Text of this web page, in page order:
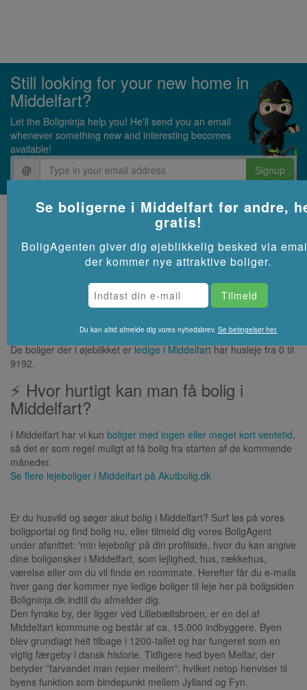
Still looking for your new home in
Middelfart?
Let the Boligninja help you! He'll send you an email
whenever something new and interesting becomes
available!
@
Signup
🏘 Hvor mange lejeboliger er der i
Middelfart?
12 ledige lejeboliger i Middelfartpå Boligninja.dk,
men der kommer hele tiden nye til. Du kan tilmelde dig vores
BoligAgent for at få emails, hver gang der er nye boliger.
💰 Hvor høj er huslejen i Middelfart?
De boliger der i øjeblikket erledige i Middelfarthar husleje fra 0 til
9192.
⚡ Hvor hurtigt kan man få bolig i
Middelfart?
I Middelfart har vi kun boliger med ingen eller meget kort ventetid,
så det er som regel muligt at få bolig fra starten af de kommende
måneder.
Se flere lejeboliger i Middelfart på Akutbolig.dk
Er du husvild og søger akut bolig i Middelfart? Surf løs på vores
boligportal og find bolig nu, eller tilmeld dig vores BoligAgent
under afsnittet: 'min lejebolig' på din profilside, hvor du kan angive
dine boligønsker i Middelfart, som lejlighed, hus, rækkehus,
værelse eller om du vil finde en roommate. Herefter får du e-mails
hver gang der kommer nye ledige boliger til leje her på boligsiden
Boligninja.dk indtil du afmelder dig.
Den fynske by, der ligger ved Lillebæltsbroen, er en del af
Middelfart kommune og består af ca. 15.000 indbyggere. Byen
blev grundlagt helt tilbage i 1200-tallet og har fungeret som en
vigtig færgeby i dansk historie. Tidligere hed byen Melfar, der
betyder ”farvandet man rejser mellem”, hvilket netop henviser til
byens funktion som bindepunkt mellem Jylland og Fyn.
Se boligerne i Middelfart før andre,
gratis!
BoligAgenten giver dig øjeblikkelig besked via
der kommer nye attraktive boliger.
Du kan altid afmelde dig vores nyhedsbrev. Se betingelser her.